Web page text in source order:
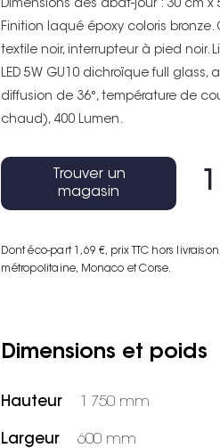
Dimensions des abat-jour : 30 cm x
Finition laqué époxy coloris
textile noir, interrupteur à pied noir.
LED 5W GU10 dichroïque full
diffusion de 36°, température de
chaud), 400 Lumen.
Dont éco-part 1,69 €, prix TTC hors
métropolitaine, Monaco et Corse.
Trouver un
magasin
Dimensions et poids
Hauteur 1 750 mm
Largeur 600 mm